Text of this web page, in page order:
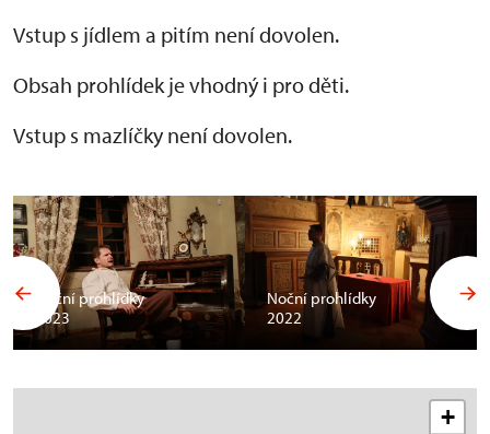
Vstup s jídlem a pitím není dovolen.
Obsah prohlídek je vhodný i pro děti.
Vstup s mazlíčky není dovolen.
Noční prohlídky
2023
Noční prohlídky
2022
+